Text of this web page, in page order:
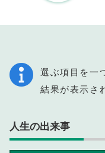
選ぶ項目を一
結果が表示さ
人生の出来事